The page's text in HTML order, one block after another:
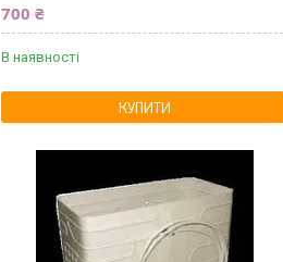
700 ₴
В наявності
КУПИТИ